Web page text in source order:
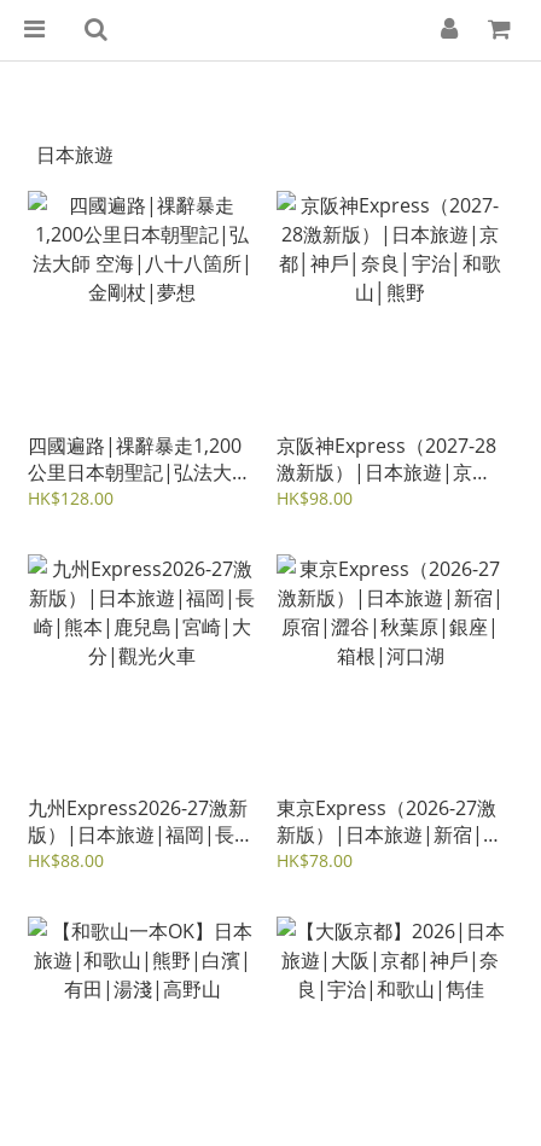
日本旅遊
四國遍路|祼辭暴走1,200
公里日本朝聖記|弘法大師
空海|八十八箇所|金剛杖|
HK$128.00
京阪神Express（2027-28
激新版）|日本旅遊|京都│
神戶│奈良│宇治│和歌山│
HK$98.00
九州Express2026-27激新
版）|日本旅遊|福岡|長
崎|熊本|鹿兒島|宮崎|大
HK$88.00
東京Express（2026-27激
新版）|日本旅遊|新宿|原
宿|澀谷|秋葉原|銀座|箱
HK$78.00